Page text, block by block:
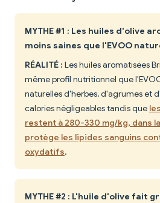
MYTHE #1 : Les huiles d'olive
moins saines que l'EVOO
RÉALITÉ : Les huiles aromatisées
même profil nutritionnel que
naturelles d'herbes, d'agrumes et
calories négligeables tandis que
restent à 280-330 mg/kg, dans
protège les lipides sanguins
oxydatifs.
MYTHE #2 : L'huile d'olive fait